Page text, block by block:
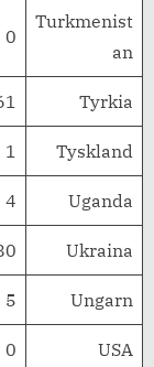
Turkmenist
an
0
Tyrkia
Tyskland
1
Uganda
4
Ukraina
Ungarn
5
USA
0